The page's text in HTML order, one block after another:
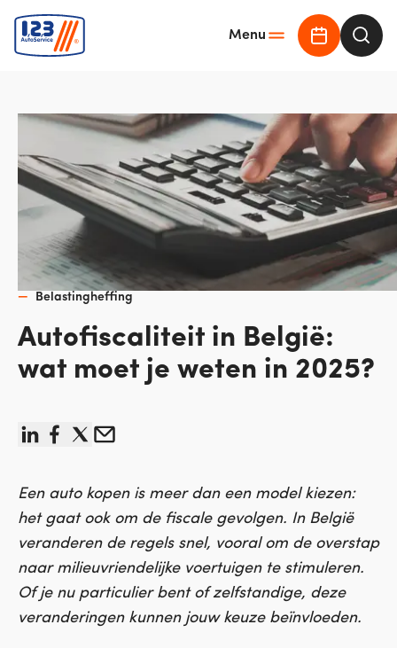
Menu
Online
Belastingheffing
Autofiscaliteit in België:
wat moet je weten in 2025?
Een auto kopen is meer dan een model kiezen:
het gaat ook om de fiscale gevolgen. In België
veranderen de regels snel, vooral om de overstap
naar milieuvriendelijke voertuigen te stimuleren.
Of je nu particulier bent of zelfstandige, deze
veranderingen kunnen jouw keuze beïnvloeden.